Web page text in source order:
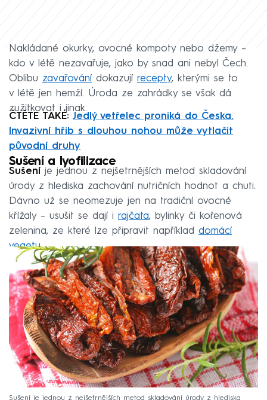
Nakládané okurky, ovocné kompoty nebo džemy –
kdo v létě nezavařuje, jako by snad ani nebyl Čech.
Oblibu zavařování dokazují recepty, kterými se to
v létě jen hemží. Úroda ze zahrádky se však dá
zužitkovat i jinak.
ČTĚTE TAKÉ: Jedlý vetřelec proniká do Česka.
Invazivní hřib s dlouhou nohou může vytlačit
původní druhy
Sušení a lyofilizace
Sušení je jednou z nejšetrnějších metod skladování
úrody z hlediska zachování nutričních hodnot a chuti.
Dávno už se neomezuje jen na tradiční ovocné
křížaly – usušit se dají i rajčata, bylinky či kořenová
zelenina, ze které lze připravit například domácí
vegetu.
Sušení je jednou z nejšetrnějších metod skladování úrody z hlediska